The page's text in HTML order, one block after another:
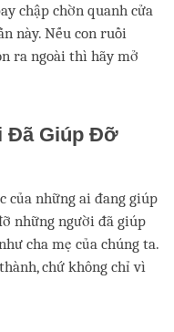
chập chờn quanh cửa
này. Nếu con ruồi
ra ngoài thì hãy mở
Đã Giúp Đỡ
của những ai đang giúp
những người đã giúp
cha mẹ của chúng ta.
chứ không chỉ vì